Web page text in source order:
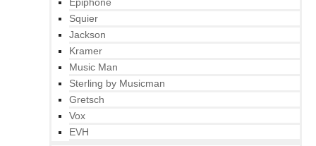
Squier
Jackson
Kramer
Music Man
Sterling by Musicman
Gretsch
Vox
EVH